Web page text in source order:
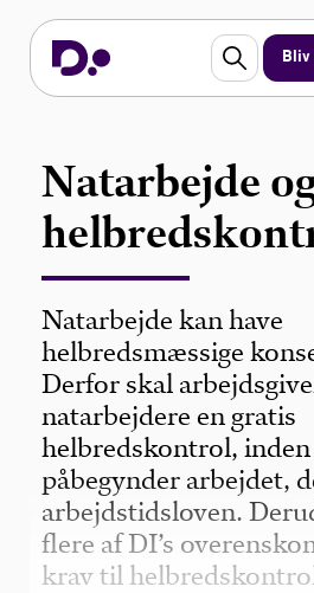
Bliv
Natarbejde
Natarbejde kan have
helbredsmæssige
Derfor skal
natarbejdere en gratis
helbredskontrol, inden
påbegynder arbejdet,
arbejdstidsloven.
flere af DI’s
krav til